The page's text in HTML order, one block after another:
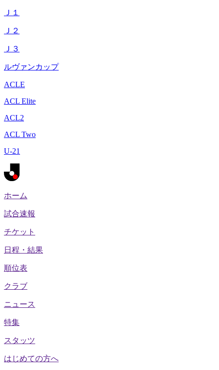
Ｊ１
Ｊ２
Ｊ３
ルヴァンカップ
ACLE
ACL Elite
ACL2
ACL Two
U-21
ホーム
試合速報
チケット
日程・結果
順位表
クラブ
ニュース
特集
スタッツ
はじめての方へ